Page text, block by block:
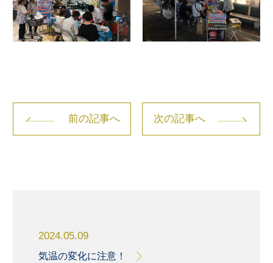
前の記事へ 次の記事へ
2024.05.09
気温の変化に注意！